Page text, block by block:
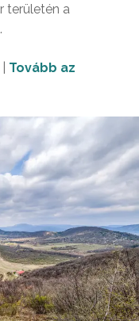
területén a
Tovább az